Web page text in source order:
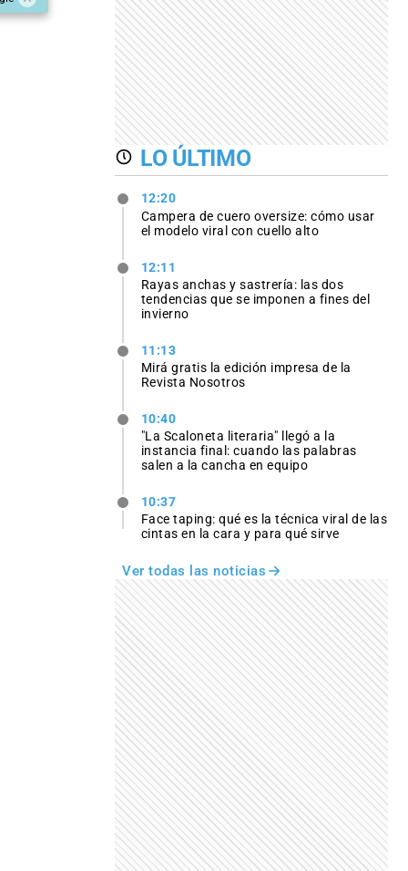
LO ÚLTIMO
12:20
Campera de cuero oversize: cómo usar
el modelo viral con cuello alto
12:11
Rayas anchas y sastrería: las dos
tendencias que se imponen a fines del
invierno
11:13
Mirá gratis la edición impresa de la
Revista Nosotros
10:40
"La Scaloneta literaria" llegó a la
instancia final: cuando las palabras
salen a la cancha en equipo
10:37
Face taping: qué es la técnica viral de las
cintas en la cara y para qué sirve
Ver todas las noticias